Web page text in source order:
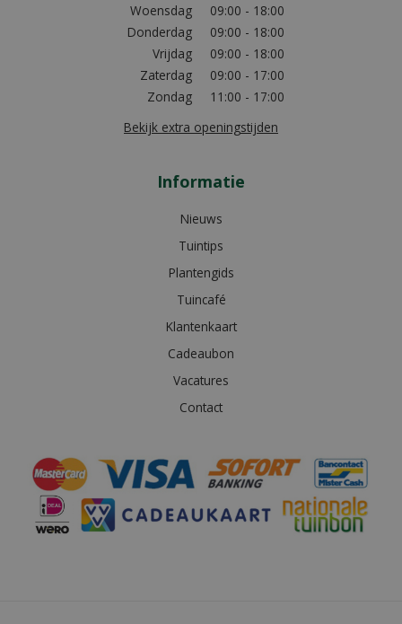
Woensdag
09:00 - 18:00
Donderdag
09:00 - 18:00
Vrijdag
09:00 - 18:00
Zaterdag
09:00 - 17:00
Zondag
11:00 - 17:00
Bekijk extra openingstijden
Informatie
Nieuws
Tuintips
Plantengids
Tuincafé
Klantenkaart
Cadeaubon
Vacatures
Contact